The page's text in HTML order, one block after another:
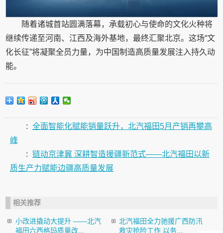
随着诸城首站圆满落幕，承载初心与使命的文化火种将
继续传递至河南、江西及海外基地，最终汇聚北京。这场“文
化长征”将凝聚全员力量，为中国制造高质量发展注入持久动
能。
: 全面智能化赋能销量跃升，北汽福田5月产销再攀高
峰
: 链动京津冀 深耕智造援疆新范式——北汽福田以新
质生产力赋能边疆高质量发展
相关推荐
小改进撬动大提升 ——北汽
福田六西格玛质量改...
北汽福田全力驰援广西防汛
救灾抢险工作 以务...